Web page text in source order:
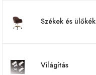
Székek és ülőkék
Világítás